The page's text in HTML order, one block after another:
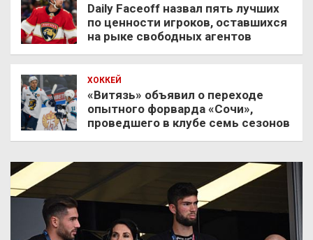
Daily Faceoff назвал пять лучших
по ценности игроков, оставшихся
на рыке свободных агентов
ХОККЕЙ
«Витязь» объявил о переходе
опытного форварда «Сочи»,
проведшего в клубе семь сезонов